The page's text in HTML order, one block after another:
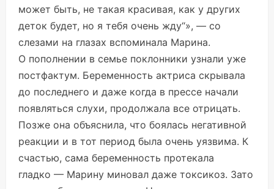
может быть, не такая красивая, как у других
деток будет, но я тебя очень жду“», — со
слезами на глазах вспоминала Марина.
О пополнении в семье поклонники узнали уже
постфактум. Беременность актриса скрывала
до последнего и даже когда в прессе начали
появляться слухи, продолжала все отрицать.
Позже она объяснила, что боялась негативной
реакции и в тот период была очень уязвима. К
счастью, сама беременность протекала
гладко — Марину миновал даже токсикоз. Зато